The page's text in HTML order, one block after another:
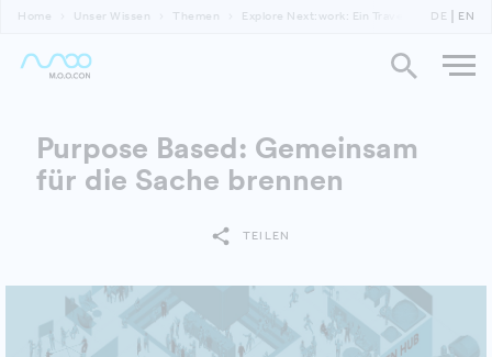
Home Unser Wissen Themen Explore Next:work: Ein Travel Log durch
DE EN
Purpose Based: Gemeinsam
für die Sache brennen
TEILEN